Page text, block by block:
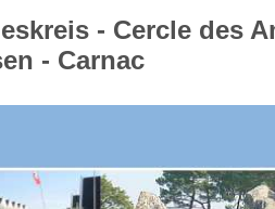
- Cercle des
- Carnac